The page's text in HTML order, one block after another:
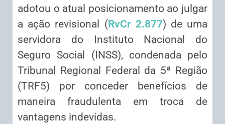
adotou o atual posicionamento ao julgar
a ação revisional (RvCr 2.877) de uma
servidora do Instituto Nacional do
Seguro Social (INSS), condenada pelo
Tribunal Regional Federal da 5ª Região
(TRF5) por conceder benefícios de
maneira fraudulenta em troca de
vantagens indevidas.